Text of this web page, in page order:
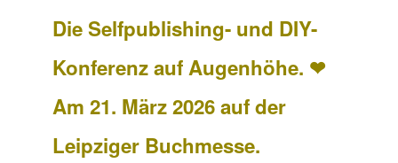
Die Selfpublishing- und DIY-
Konferenz auf Augenhöhe. ❤
Am 21. März 2026 auf der
Leipziger Buchmesse.